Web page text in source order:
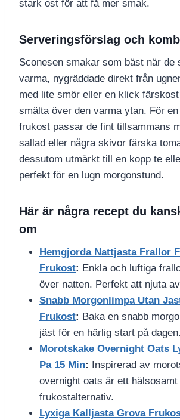
stark ost för att få mer smak.
Serveringsförslag och
Sconesen smakar som bäst när de
varma, nygräddade direkt från
med lite smör eller en klick
smälta över den varma ytan. För
frukost passar de fint tillsammans
sallad eller några skivor färska
dessutom utmärkt till en kopp te
perfekt för en lugn morgonstund.
Här är några recept du
om
Hemgjorda Nattjasta Frallor
Frukost: Enkla och luftiga
över natten. Perfekt att njuta
Snabb Morgonlimpa Utan
Frukost: Baka en snabb
jäst för en härlig start på dagen.
Morotskake Overnight Oats
Pa 15 Min: Inspirerad av
overnight oats är ett
frukostalternativ.
Lyxiga Kalljasta Grova